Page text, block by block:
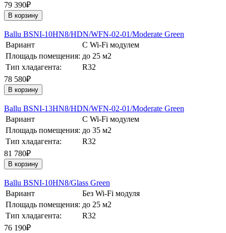
79 390₽
В корзину
Ballu BSNI-10HN8/HDN/WFN-02-01/Moderate Green
Вариант
С Wi-Fi модулем
Площадь помещения: до 25 м2
Тип хладагента:
R32
78 580₽
В корзину
Ballu BSNI-13HN8/HDN/WFN-02-01/Moderate Green
Вариант
С Wi-Fi модулем
Площадь помещения: до 35 м2
Тип хладагента:
R32
81 780₽
В корзину
Ballu BSNI-10HN8/Glass Green
Вариант
Без Wi-Fi модуля
Площадь помещения: до 25 м2
Тип хладагента:
R32
76 190₽